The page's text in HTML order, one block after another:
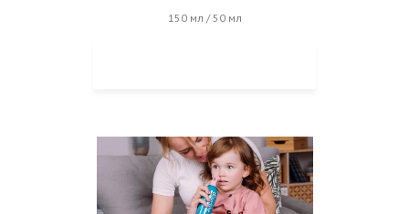
150 мл / 50 мл